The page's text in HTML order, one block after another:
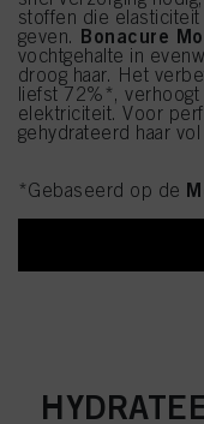
stoffen die elasticiteit
geven. Bonacure
vochtgehalte in
droog haar. Het
liefst 72%*,
elektriciteit. Voor
gehydrateerd haar
*Gebaseerd op de